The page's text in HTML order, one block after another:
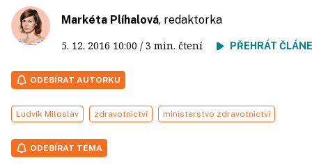
Markéta Plíhalová, redaktorka
5. 12. 2016 10:00 / 3 min. čtení PŘEHRÁT
ODEBÍRAT AUTORKU
Ludvík Miloslav zdravotnictví ministerstvo zdravotnictví
ODEBÍRAT TÉMA